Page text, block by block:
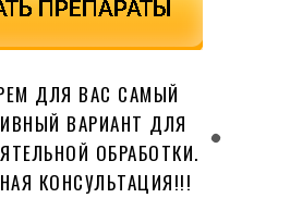
ДЛЯ ВАС САМЫЙ
ВАРИАНТ ДЛЯ
ОБРАБОТКИ.
КОНСУЛЬТАЦИЯ!!!